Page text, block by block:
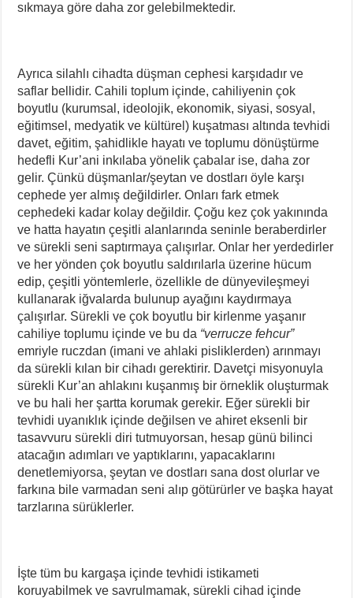
sıkmaya göre daha zor gelebilmektedir.
Ayrıca silahlı cihadta düşman cephesi karşıdadır ve
saflar bellidir. Cahili toplum içinde, cahiliyenin çok
boyutlu (kurumsal, ideolojik, ekonomik, siyasi, sosyal,
eğitimsel, medyatik ve kültürel) kuşatması altında tevhidi
davet, eğitim, şahidlikle hayatı ve toplumu dönüştürme
hedefli Kur’ani inkılaba yönelik çabalar ise, daha zor
gelir. Çünkü düşmanlar/şeytan ve dostları öyle karşı
cephede yer almış değildirler. Onları fark etmek
cephedeki kadar kolay değildir. Çoğu kez çok yakınında
ve hatta hayatın çeşitli alanlarında seninle beraberdirler
ve sürekli seni saptırmaya çalışırlar. Onlar her yerdedirler
ve her yönden çok boyutlu saldırılarla üzerine hücum
edip, çeşitli yöntemlerle, özellikle de dünyevileşmeyi
kullanarak iğvalarda bulunup ayağını kaydırmaya
çalışırlar. Sürekli ve çok boyutlu bir kirlenme yaşanır
cahiliye toplumu içinde ve bu da “verrucze fehcur”
emriyle ruczdan (imani ve ahlaki pisliklerden) arınmayı
da sürekli kılan bir cihadı gerektirir. Davetçi misyonuyla
sürekli Kur’an ahlakını kuşanmış bir örneklik oluşturmak
ve bu hali her şartta korumak gerekir. Eğer sürekli bir
tevhidi uyanıklık içinde değilsen ve ahiret eksenli bir
tasavvuru sürekli diri tutmuyorsan, hesap günü bilinci
atacağın adımları ve yaptıklarını, yapacaklarını
denetlemiyorsa, şeytan ve dostları sana dost olurlar ve
farkına bile varmadan seni alıp götürürler ve başka hayat
tarzlarına sürüklerler.
İşte tüm bu kargaşa içinde tevhidi istikameti
koruyabilmek ve savrulmamak, sürekli cihad içinde